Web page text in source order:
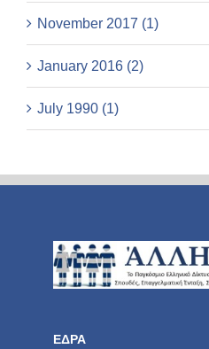
November 2017 (1)
January 2016 (2)
July 1990 (1)
ΕΔΡΑ